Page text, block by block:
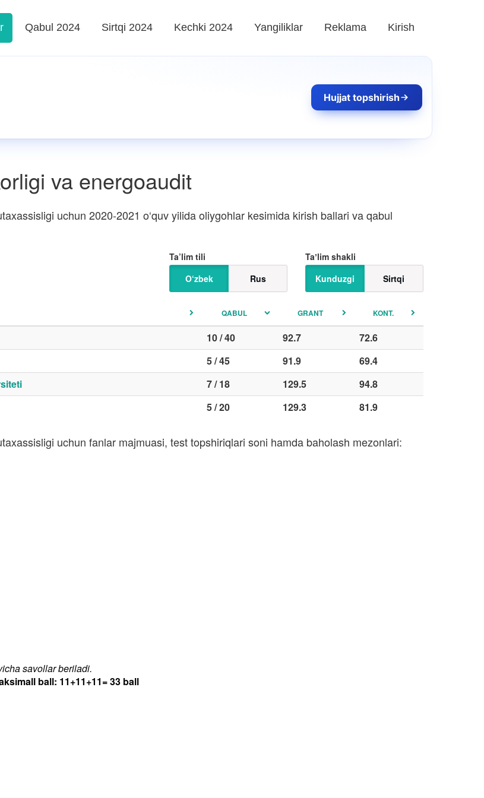
Qabul 2024 Sirtqi 2024 Kechki 2024 Yangiliklar Reklama Kirish
Hujjat topshirish
va energoaudit
uchun 2020-2021 o‘quv yilida oliygohlar kesimida kirish ballari va qabul
Taʼlim shakli
Kunduzgi
Sirtqi
Ta’lim tili
O‘zbek
Rus
QABUL GRANT KONT.
10 / 40 92.7
72.6
5 / 45 91.9
69.4
7 / 18 129.5
94.8
5 / 20 129.3 81.9
uchun fanlar majmuasi, test topshiriqlari soni hamda baholash mezonlari:
savollar beriladi.
ball: 11+11+11= 33 ball